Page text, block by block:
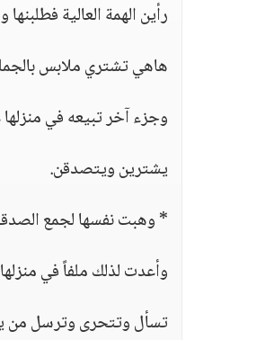
رأين الهمة العالية
هاهي تشتري ملابس
وجزء آخر تبيعه في
يشترين ويتصدقن.
* وهبت نفسها لجمع
وأعدت لذلك ملفاً في
تسأل وتتحرى وترسل من